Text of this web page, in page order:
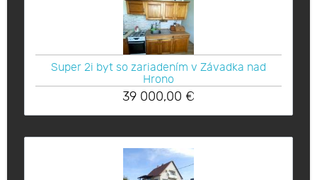
Super 2i byt so zariadením v Závadka nad
Hrono
39 000,00 €